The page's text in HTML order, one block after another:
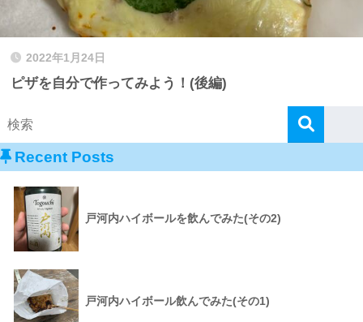
2022年1月24日
ピザを自分で作ってみよう！(後編)
Recent Posts
戸河内ハイボールを飲んでみた(その2)
戸河内ハイボール飲んでみた(その1)